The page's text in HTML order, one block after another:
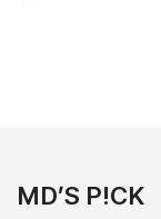
MD’S P!CK